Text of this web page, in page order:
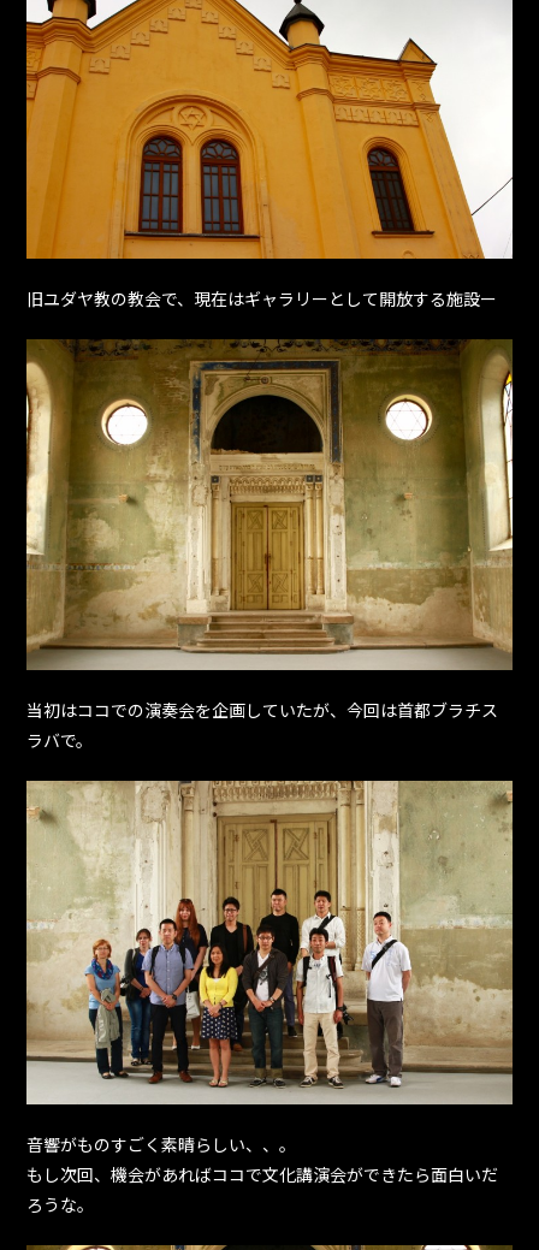
旧ユダヤ教の教会で、現在はギャラリーとして開放する施設ー
当初はココでの演奏会を企画していたが、今回は首都ブラチス
ラバで。
音響がものすごく素晴らしい、、。
もし次回、機会があればココで文化講演会ができたら面白いだ
ろうな。